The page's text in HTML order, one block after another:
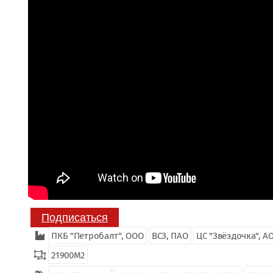
Подписаться
ПКБ "Петробалт", ООО ВСЗ, ПАО ЦС "Звёздочка",
21900М2